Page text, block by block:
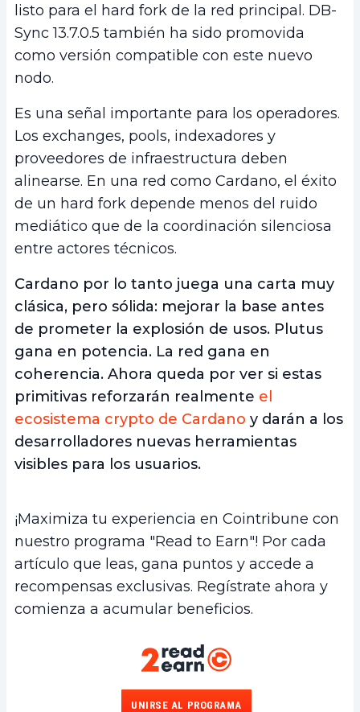
listo para el hard fork de la red principal. DB-
Sync 13.7.0.5 también ha sido promovida
como versión compatible con este nuevo
nodo.
Es una señal importante para los operadores.
Los exchanges, pools, indexadores y
proveedores de infraestructura deben
alinearse. En una red como Cardano, el éxito
de un hard fork depende menos del ruido
mediático que de la coordinación silenciosa
entre actores técnicos.
Cardano por lo tanto juega una carta muy
clásica, pero sólida: mejorar la base antes
de prometer la explosión de usos. Plutus
gana en potencia. La red gana en
coherencia. Ahora queda por ver si estas
primitivas reforzarán realmente el
ecosistema crypto de Cardano y darán a los
desarrolladores nuevas herramientas
visibles para los usuarios.
¡Maximiza tu experiencia en Cointribune con
nuestro programa "Read to Earn"! Por cada
artículo que leas, gana puntos y accede a
recompensas exclusivas. Regístrate ahora y
comienza a acumular beneficios.
UNIRSE AL PROGRAMA